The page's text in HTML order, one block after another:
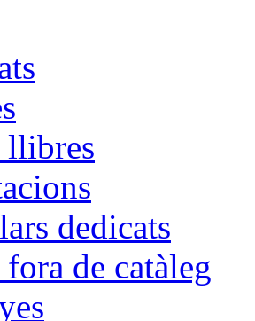
llibres
dedicats
de catàleg